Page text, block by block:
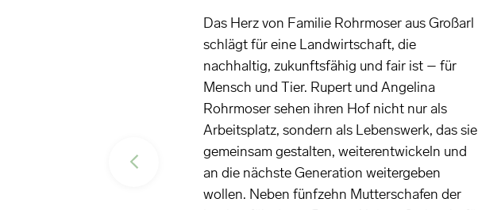
Das Herz von Familie Rohrmoser aus Großarl
schlägt für eine Landwirtschaft, die
nachhaltig, zukunftsfähig und fair ist – für
Mensch und Tier. Rupert und Angelina
Rohrmoser sehen ihren Hof nicht nur als
Arbeitsplatz, sondern als Lebenswerk, das sie
gemeinsam gestalten, weiterentwickeln und
an die nächste Generation weitergeben
wollen. Neben fünfzehn Mutterschafen der